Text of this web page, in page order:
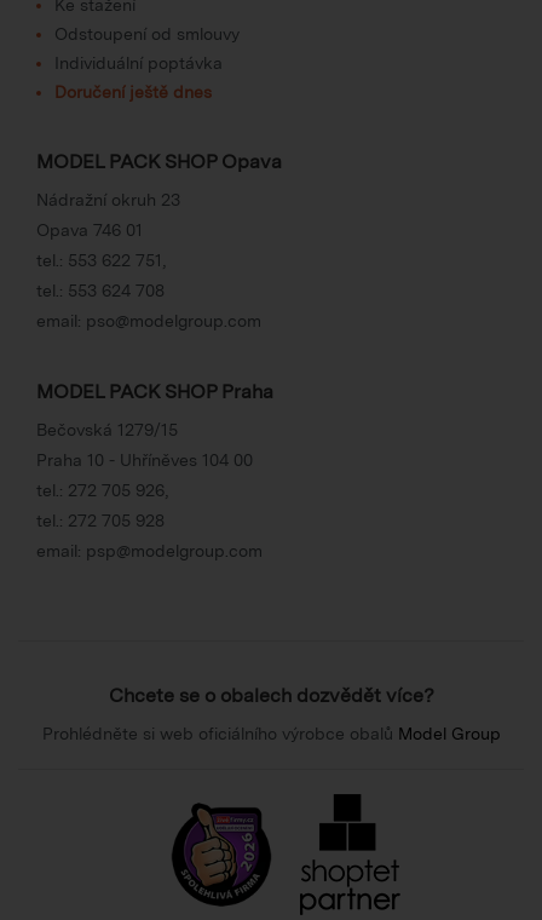
Ke stažení
Odstoupení od smlouvy
Individuální poptávka
Doručení ještě dnes
MODEL PACK SHOP Opava
Nádražní okruh 23
Opava 746 01
tel.: 553 622 751
tel.: 553 624 708
email: pso@modelgroup.com
MODEL PACK SHOP Praha
Bečovská 1279/15
Praha 10 - Uhříněves 104 00
tel.: 272 705 926
tel.: 272 705 928
email: psp@modelgroup.com
Chcete se o obalech dozvědět více?
Prohlédněte si web oficiálního výrobce obalů Model Group